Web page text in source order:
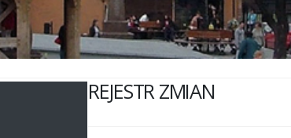
REJESTR ZMIAN